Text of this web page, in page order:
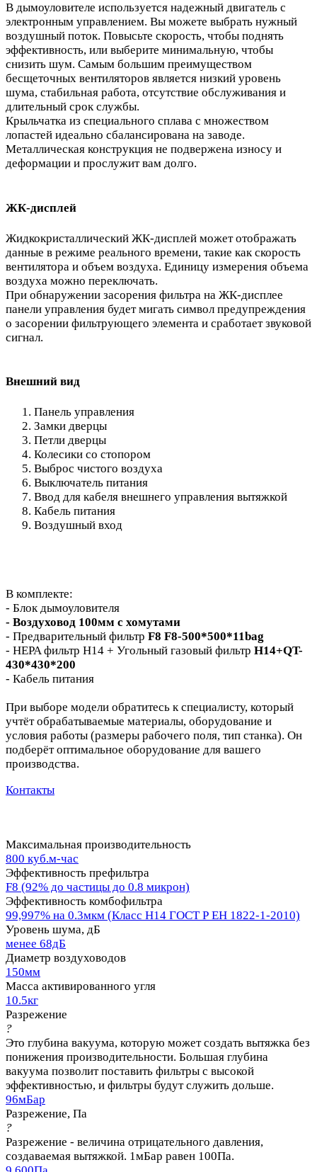
В дымоуловителе используется надежный двигатель с
электронным управлением. Вы можете выбрать нужный
воздушный поток. Повысьте скорость, чтобы поднять
эффективность, или выберите минимальную, чтобы
снизить шум. Самым большим преимуществом
бесщеточных вентиляторов является низкий уровень
шума, стабильная работа, отсутствие обслуживания и
длительный срок службы.
Крыльчатка из специального сплава с множеством
лопастей идеально сбалансирована на заводе.
Металлическая конструкция не подвержена износу и
деформации и прослужит вам долго.
ЖК-дисплей
Жидкокристаллический ЖК-дисплей может отображать
данные в режиме реального времени, такие как скорость
вентилятора и объем воздуха. Единицу измерения объема
воздуха можно переключать.
При обнаружении засорения фильтра на ЖК-дисплее
панели управления будет мигать символ предупреждения
о засорении фильтрующего элемента и сработает звуковой
сигнал.
Внешний вид
Панель управления
Замки дверцы
Петли дверцы
Колесики со стопором
Выброс чистого воздуха
Выключатель питания
Ввод для кабеля внешнего управления вытяжкой
Кабель питания
Воздушный вход
В комплекте:
- Блок дымоуловителя
- Воздуховод 100мм с хомутами
- Предварительный фильтр F8 F8-500*500*11bag
- HEPA фильтр H14 + Угольный газовый фильтр H14+QT-
430*430*200
- Кабель питания
При выборе модели обратитесь к специалисту, который
учтёт обрабатываемые материалы, оборудование и
условия работы (размеры рабочего поля, тип станка). Он
подберёт оптимальное оборудование для вашего
производства.
Контакты
Максимальная производительность
800 куб.м-час
Эффективность префильтра
F8 (92% до частицы до 0.8 микрон)
Эффективность комбофильтра
99,997% на 0.3мкм (Класс Н14 ГОСТ Р ЕН 1822-1-2010)
Уровень шума, дБ
менее 68дБ
Диаметр воздуховодов
150мм
Масса активированного угля
10.5кг
Разрежение
?
Это глубина вакуума, которую может создать вытяжка без
понижения производительности. Большая глубина
вакуума позволит поставить фильтры с высокой
эффективностью, и фильтры будут служить дольше.
96мБар
Разрежение, Па
?
Разрежение - величина отрицательного давления,
создаваемая вытяжкой. 1мБар равен 100Па.